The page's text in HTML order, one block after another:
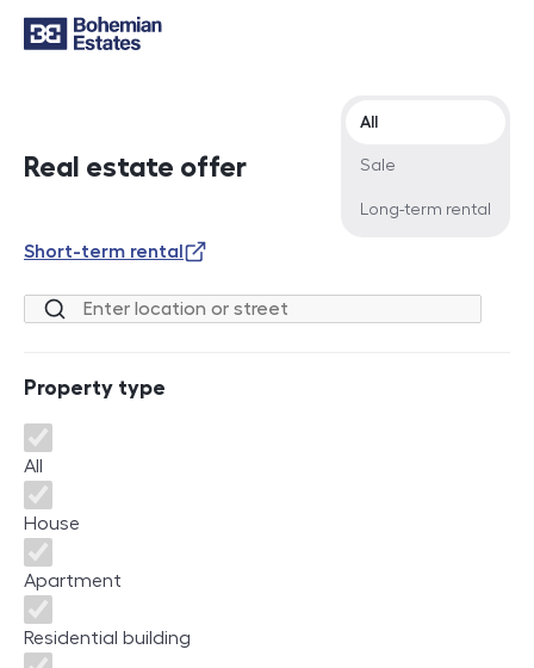
Real estate offer
Offer type
All
Sale
Long-term rental
Short-term rental
Location or street
Property type
Property type
All
House
Apartment
Residential building